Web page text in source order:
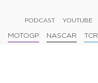
PODCAST YOUTUBE
MOTOGP NASCAR TCR